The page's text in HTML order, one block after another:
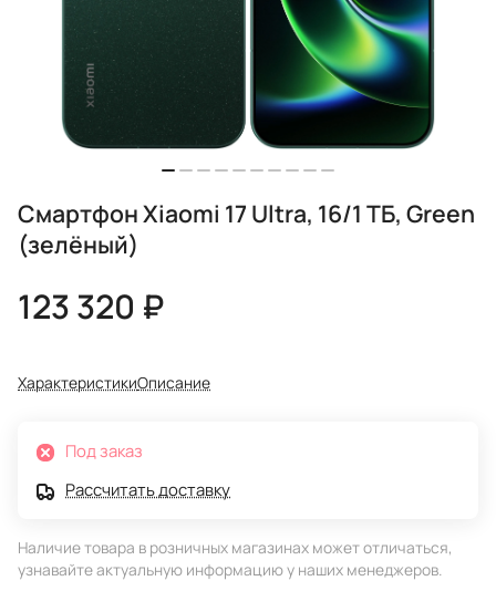
Смартфон Xiaomi 17 Ultra, 16/1 ТБ, Green
(зелёный)
123 320 ₽
ХарактеристикиОписание
Под заказ
Рассчитать доставку
Наличие товара в розничных магазинах может отличаться,
узнавайте актуальную информацию у наших менеджеров.